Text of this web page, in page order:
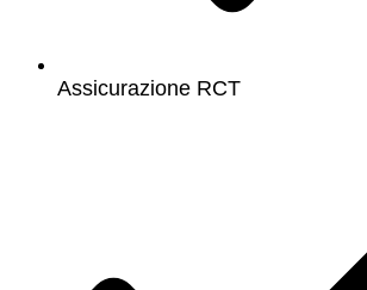
Assicurazione RCT